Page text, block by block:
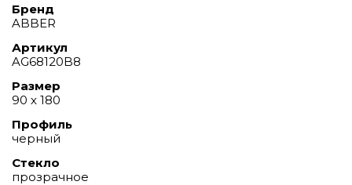
Бренд
ABBER
Артикул
AG68120B8
Размер
90 х 180
Профиль
черный
Стекло
прозрачное